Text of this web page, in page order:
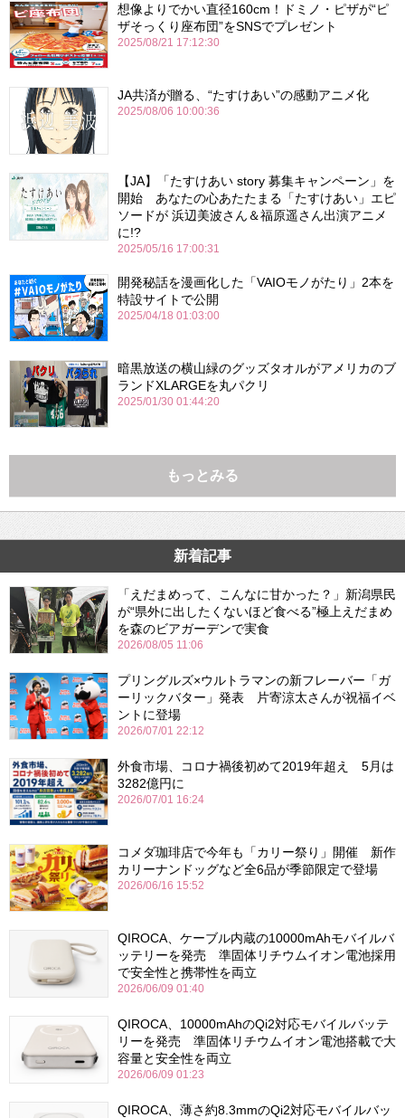
想像よりでかい直径160cm！ドミノ・ピザが“ピ
ザそっくり座布団”をSNSでプレゼント
2025/08/21 17:12:30
JA共済が贈る、“たすけあい”の感動アニメ化
2025/08/06 10:00:36
【JA】「たすけあい story 募集キャンペーン」を
開始 あなたの心あたたまる「たすけあい」エピ
ソードが 浜辺美波さん＆福原遥さん出演アニメ
に!?
2025/05/16 17:00:31
開発秘話を漫画化した「VAIOモノがたり」2本を
特設サイトで公開
2025/04/18 01:03:00
暗黒放送の横山緑のグッズタオルがアメリカのブ
ランドXLARGEを丸パクリ
2025/01/30 01:44:20
もっとみる
新着記事
「えだまめって、こんなに甘かった？」新潟県民
が“県外に出したくないほど食べる”極上えだまめ
を森のビアガーデンで実食
2026/08/05 11:06
プリングルズ×ウルトラマンの新フレーバー「ガ
ーリックバター」発表 片寄涼太さんが祝福イベ
ントに登場
2026/07/01 22:12
外食市場、コロナ禍後初めて2019年超え 5月は
3282億円に
2026/07/01 16:24
コメダ珈琲店で今年も「カリー祭り」開催 新作
カリーナンドッグなど全6品が季節限定で登場
2026/06/16 15:52
QIROCA、ケーブル内蔵の10000mAhモバイルバ
ッテリーを発売 準固体リチウムイオン電池採用
で安全性と携帯性を両立
2026/06/09 01:40
QIROCA、10000mAhのQi2対応モバイルバッテ
リーを発売 準固体リチウムイオン電池搭載で大
容量と安全性を両立
2026/06/09 01:23
QIROCA、薄さ約8.3mmのQi2対応モバイルバッ